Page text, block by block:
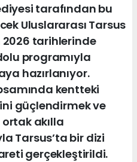
tarafından bu
Uluslararası Tarsus
2026 tarihlerinde
programıyla
hazırlanıyor.
kentteki
güçlendirmek ve
akılla
Tarsus’ta bir dizi
gerçekleştirildi.